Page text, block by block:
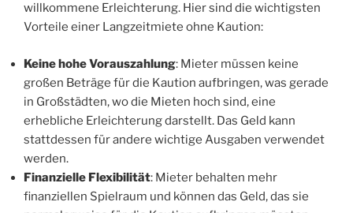
willkommene Erleichterung. Hier sind die wichtigsten
Vorteile einer Langzeitmiete ohne Kaution:
Keine hohe Vorauszahlung: Mieter müssen keine
großen Beträge für die Kaution aufbringen, was gerade
in Großstädten, wo die Mieten hoch sind, eine
erhebliche Erleichterung darstellt. Das Geld kann
stattdessen für andere wichtige Ausgaben verwendet
werden.
Finanzielle Flexibilität: Mieter behalten mehr
finanziellen Spielraum und können das Geld, das sie